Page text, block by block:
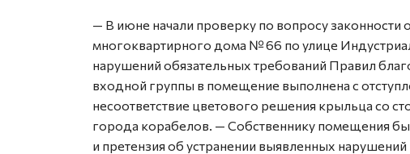
— В июне начали проверку по вопросу законности
многоквартирного дома № 66 по улице
нарушений обязательных требований Правил
входной группы в помещение выполнена с
несоответствие цветового решения крыльца со
города корабелов. — Собственнику помещения
и претензия об устранении выявленных